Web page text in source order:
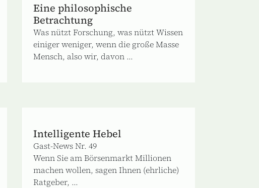
Eine philosophische
Betrachtung
Was nützt Forschung, was nützt Wissen
einiger weniger, wenn die große Masse
Mensch, also wir, davon ...
Intelligente Hebel
Gast-News Nr. 49
Wenn Sie am Börsenmarkt Millionen
machen wollen, sagen Ihnen (ehrliche)
Ratgeber, ...